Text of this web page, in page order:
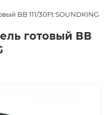
ВВ 111/30Ft SOUNDKING
готовый ВВ